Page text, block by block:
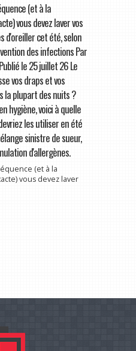
(et à la
vous devez laver vos
d'oreiller cet été, selon
des infections Par
le 25 juillet 26 Le
vos draps et vos
la plupart des nuits ?
hygiène, voici à quelle
les utiliser en été
sinistre de sueur,
d'allergènes.
(et à la
vous devez laver